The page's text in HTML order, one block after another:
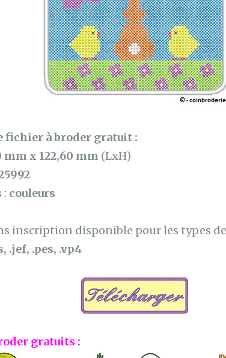
à broder gratuit :
mm x 122,60 mm (LxH)
: couleurs
inscription disponible pour les types
.jef, .pes, .vp4
gratuits :